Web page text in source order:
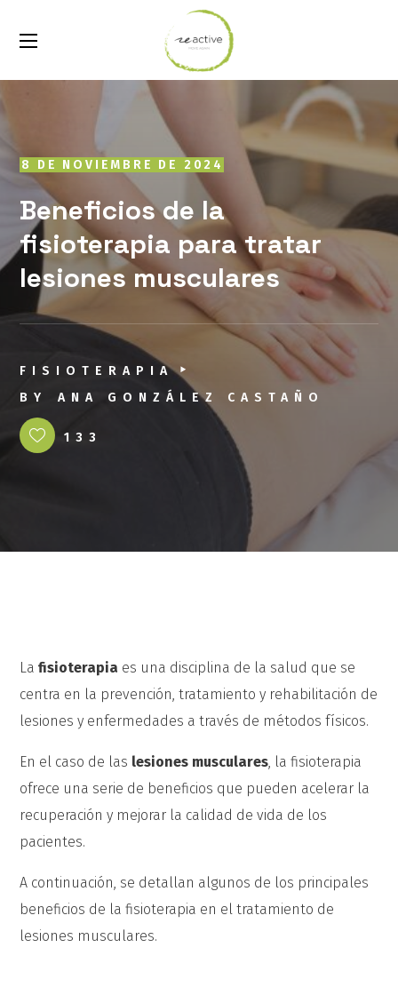
8 DE NOVIEMBRE DE 2024
Beneficios de la
fisioterapia para tratar
lesiones musculares
FISIOTERAPIA
BY ANA GONZÁLEZ CASTAÑO
133
Lafisioterapia es una disciplina de la salud que se
centra en la prevención, tratamiento y rehabilitación de
lesiones y enfermedades a través de métodos físicos.
En el caso de las lesiones musculares, la fisioterapia
ofrece una serie de beneficios que pueden acelerar la
recuperación y mejorar la calidad de vida de los
pacientes.
A continuación, se detallan algunos de los principales
beneficios de la fisioterapia en el tratamiento de
lesiones musculares.